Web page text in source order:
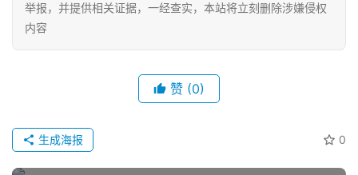
举报，并提供相关证据，一经查实，本站将立刻删除涉嫌侵权
内容
赞 (0)
0
生成海报